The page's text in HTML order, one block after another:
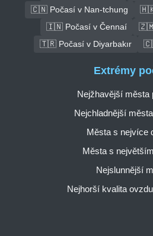
🇨🇳 Počasí v Nan-tchung
🇭🇰
🇮🇳 Počasí v Čennaí
🇿🇲
🇹🇷 Počasí v Diyarbakır
Extrémy
Nejžhavější města
Nejchladnější
Města s nejvíce
Města s
Nejslunnější
Nejhorší kvalita